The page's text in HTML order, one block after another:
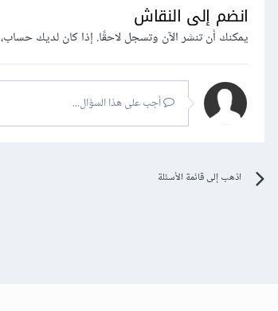
انضم إلى النقاش
يمكنك أن تنشر الآن وتسجل لاحقًا. إذا كان لديك حساب،
أجب على هذا السؤال...
اذهب إلى قائمة الأسئلة